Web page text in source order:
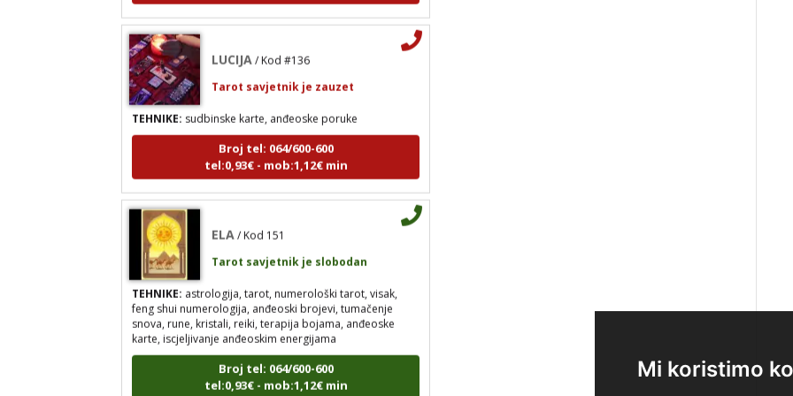
Mi koristimo
Tarot savjetnik je zauzet
TEHNIKE:sudbinske karte, anđeoske poruke
Broj tel: 064/600-600
tel:0,93€ - mob:1,12€ min
TEHNIKE:astrologija, tarot, numerološki tarot, visak,
feng shui numerologija, anđeoski brojevi, tumačenje
snova, rune, kristali, reiki, terapija bojama, anđeoske
karte, iscjeljivanje anđeoskim energijama
Broj tel: 064/600-600
tel:0,93€ - mob:1,12€ min